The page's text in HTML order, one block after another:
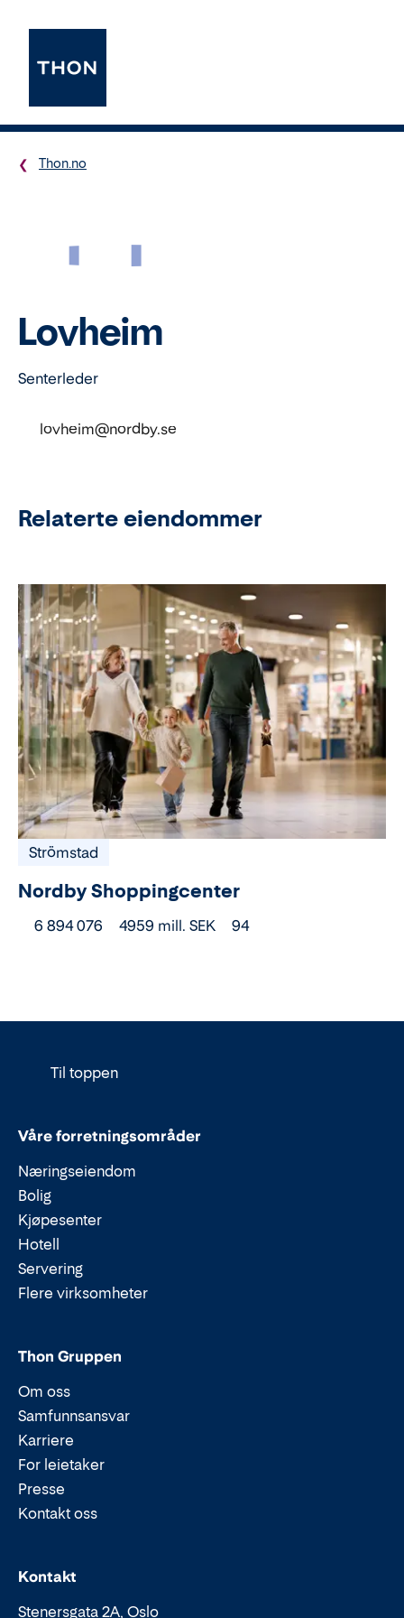
Thon.no
LL
Lovheim
Senterleder
lovheim@nordby.se
Relaterte eiendommer
Strömstad
Nordby Shoppingcenter
6 894 076 4959 mill. SEK 94
Til toppen
Våre forretningsområder
Næringseiendom
Bolig
Kjøpesenter
Hotell
Servering
Flere virksomheter
Thon Gruppen
Om oss
Samfunnsansvar
Karriere
For leietaker
Presse
Kontakt oss
Kontakt
Stenersgata 2A, Oslo
Epost:
Telefon: